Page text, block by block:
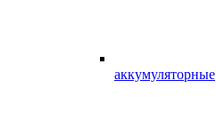
аккумуляторные